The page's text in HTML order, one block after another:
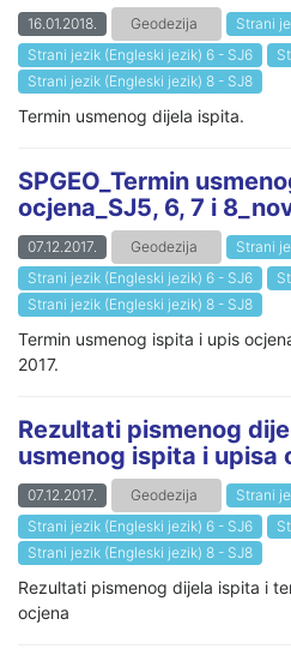
16.01.2018. Geodezija
Strani
Strani jezik (Engleski jezik) 6 - SJ6
Strani jezik (Engleski jezik) 8 - SJ8
Termin usmenog dijela ispita.
SPGEO_Termin
ocjena_SJ5, 6, 7 i
07.12.2017. Geodezija
Strani
Strani jezik (Engleski jezik) 6 - SJ6
Strani jezik (Engleski jezik) 8 - SJ8
Termin usmenog ispita i upis
2017.
Rezultati pismenog
usmenog ispita i upisa
07.12.2017. Geodezija
Strani
Strani jezik (Engleski jezik) 6 - SJ6
Strani jezik (Engleski jezik) 8 - SJ8
Rezultati pismenog dijela ispita i
ocjena